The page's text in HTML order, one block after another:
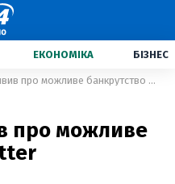
ЕКОНОМІКА БІЗНЕС
Ілон Маск заявив про можливе банкрутство Twitter
про можливе